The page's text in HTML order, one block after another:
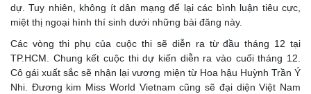
dự. Tuy nhiên, không ít dân mạng để lại các bình luận tiêu cực,
miệt thị ngoại hình thí sinh dưới những bài đăng này.
Các vòng thi phụ của cuộc thi sẽ diễn ra từ đầu tháng 12 tại
TP.HCM. Chung kết cuộc thi dự kiến diễn ra vào cuối tháng 12.
Cô gái xuất sắc sẽ nhận lại vương miện từ Hoa hậu Huỳnh Trần Ý
Nhi. Đương kim Miss World Vietnam cũng sẽ đại diện Việt Nam